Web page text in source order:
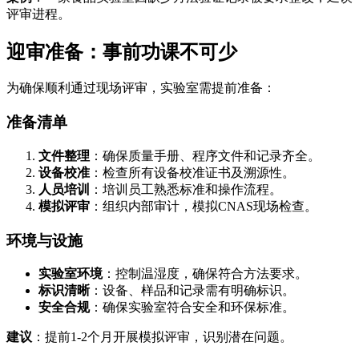
评审进程。
迎审准备：事前功课不可少
为确保顺利通过现场评审，实验室需提前准备：
准备清单
文件整理 ：确保质量手册、程序文件和记录齐全。
设备校准 ：检查所有设备校准证书及溯源性。
人员培训
：培训员工熟悉标准和操作流程。
模拟评审 ：组织内部审计，模拟CNAS现场检查。
环境与设施
实验室环境：控制温湿度，确保符合方法要求。
标识清晰：设备、样品和记录需有明确标识。
安全合规：确保实验室符合安全和环保标准。
建议 ：提前1-2个月开展模拟评审，识别潜在问题。